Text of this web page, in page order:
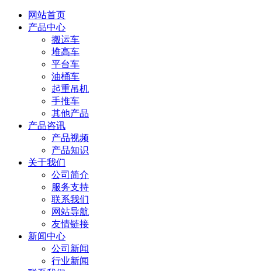
网站首页
产品中心
搬运车
堆高车
平台车
油桶车
起重吊机
手推车
其他产品
产品咨讯
产品视频
产品知识
关于我们
公司简介
服务支持
联系我们
网站导航
友情链接
新闻中心
公司新闻
行业新闻